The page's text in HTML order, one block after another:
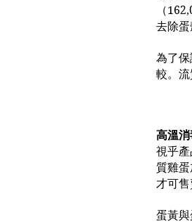
（
去除蛋
為了
較。
高溫
視乎
質雞
才可售
蛋黃